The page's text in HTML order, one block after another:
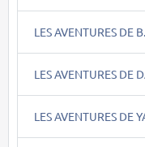
LES AVENTURES DE
LES AVENTURES DE
LES AVENTURES DE